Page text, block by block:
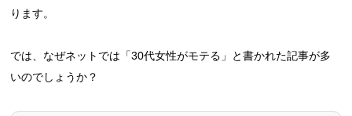
ります。
では、なぜネットでは「30代女性がモテる」と書かれた記事が多
いのでしょうか？